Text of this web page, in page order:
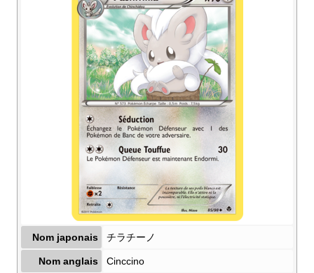
Nom japonais チラチーノ
Nom anglais Cinccino